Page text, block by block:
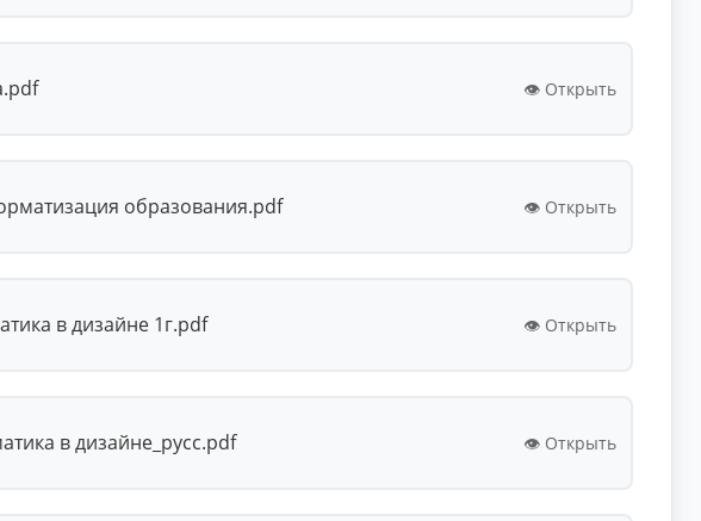
👁️ Открыть
образования.pdf 👁️ Открыть
в дизайне 1г.pdf 👁️ Открыть
в дизайне_русс.pdf 👁️ Открыть